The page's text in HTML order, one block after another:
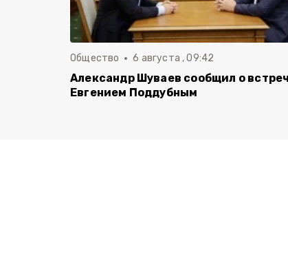
Общество 6 августа , 09:42
Александр Шуваев сообщил о
Евгением Поддубным